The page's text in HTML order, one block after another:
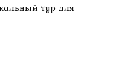
тур для